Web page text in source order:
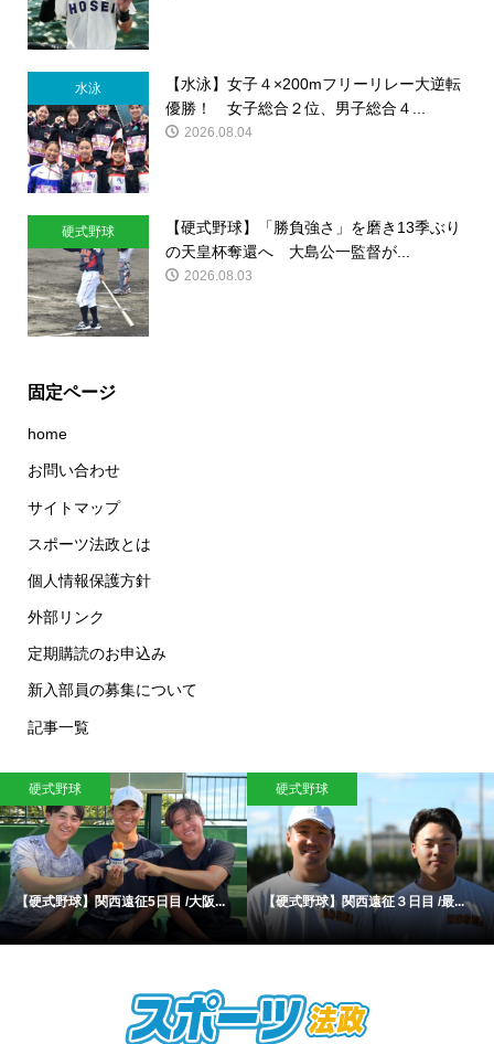
水泳
【水泳】女子４×200mフリーリレー大逆転
優勝！ 女子総合２位、男子総合４...
2026.08.04
硬式野球
【硬式野球】「勝負強さ」を磨き13季ぶり
の天皇杯奪還へ 大島公一監督が...
2026.08.03
固定ページ
home
お問い合わせ
サイトマップ
スポーツ法政とは
個人情報保護方針
外部リンク
定期購読のお申込み
新入部員の募集について
記事一覧
硬式野球
【硬式野球】関西遠征5日目 /大阪...
硬式野球
【硬式野球】関西遠征３日目 /最...